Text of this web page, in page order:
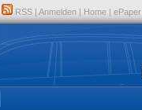
RSS | Anmelden | Home | ePaper